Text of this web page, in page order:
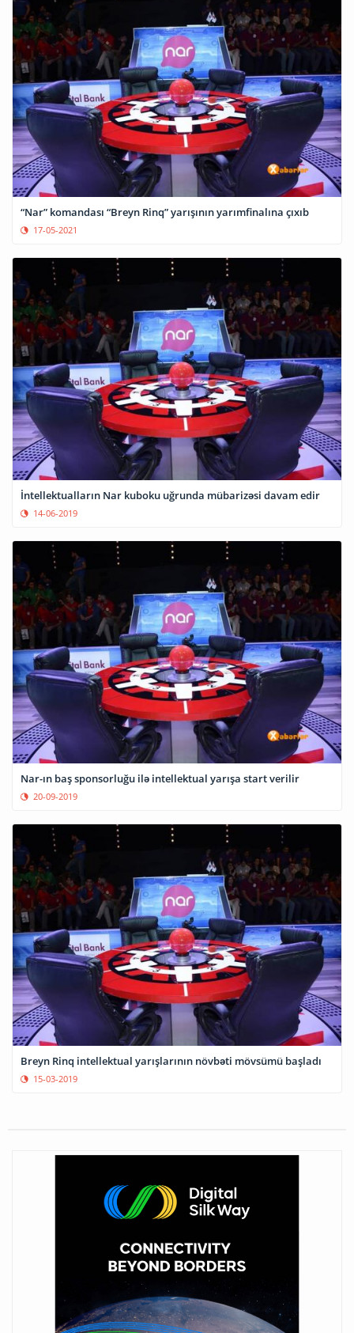
“Nar” komandası “Breyn Rinq” yarışının yarımfinalına çıxıb
17-05-2021
İntellektualların Nar kuboku uğrunda mübarizəsi davam edir
14-06-2019
Nar-ın baş sponsorluğu ilə intellektual yarışa start verilir
20-09-2019
Breyn Rinq intellektual yarışlarının növbəti mövsümü başladı
15-03-2019